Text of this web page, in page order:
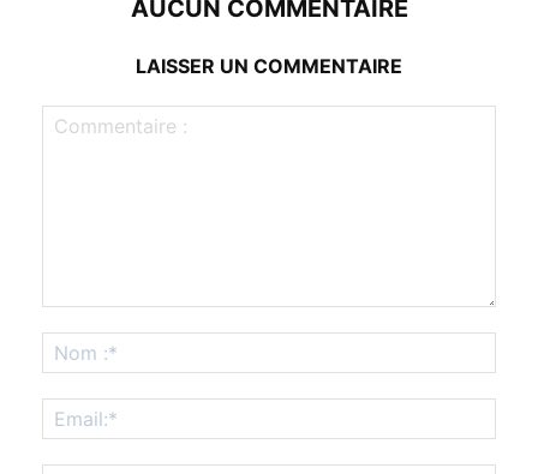
AUCUN COMMENTAIRE
LAISSER UN COMMENTAIRE